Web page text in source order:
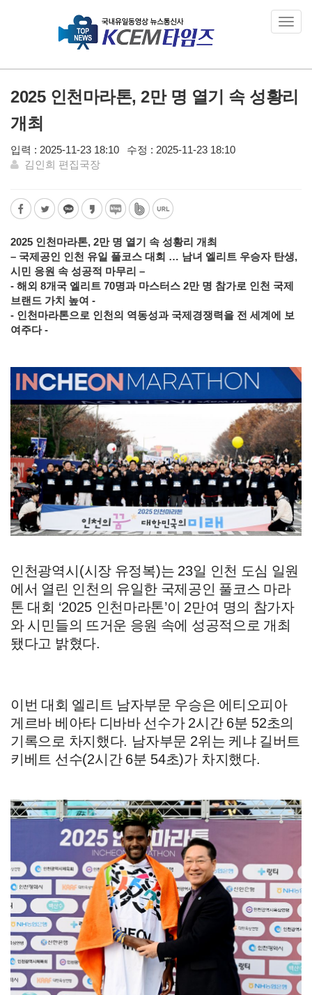
2025 인천마라톤, 2만 명 열기 속 성황리
개최
입력 : 2025-11-23 18:10
수정 : 2025-11-23 18:10
김인희 편집국장
2025 인천마라톤, 2만 명 열기 속 성황리 개최
– 국제공인 인천 유일 풀코스 대회 … 남녀 엘리트 우승자 탄생,
시민 응원 속 성공적 마무리 –
- 해외 8개국 엘리트 70명과 마스터스 2만 명 참가로 인천 국제
브랜드 가치 높여 -
- 인천마라톤으로 인천의 역동성과 국제경쟁력을 전 세계에 보
여주다 -
인천광역시 (시장 유정복)는 23일 인천 도심 일원
에서 열린 인천의 유일한 국제공인 풀코스 마라
톤 대회 ‘2025 인천마라톤’이 2만여 명의 참가자
와 시민들의 뜨거운 응원 속에 성공적으로 개최
됐다고 밝혔다.
이번 대회 엘리트 남자부문 우승은 에티오피아
게르바 베아타 디바바 선수가 2시간 6분 52초의
기록으로 차지했다. 남자부문 2위는 케냐 길버트
키베트 선수(2시간 6분 54초)가 차지했다.